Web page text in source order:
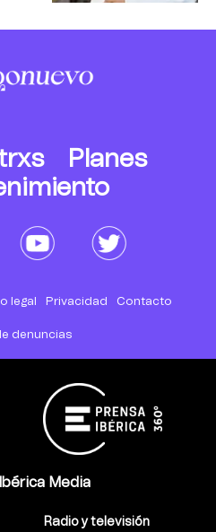
Planes
legal Privacidad Contacto
denuncias
Media
Radio y televisión